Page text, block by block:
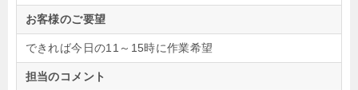
お客様のご要望
できれば今日の11～15時に作業希望
担当のコメント